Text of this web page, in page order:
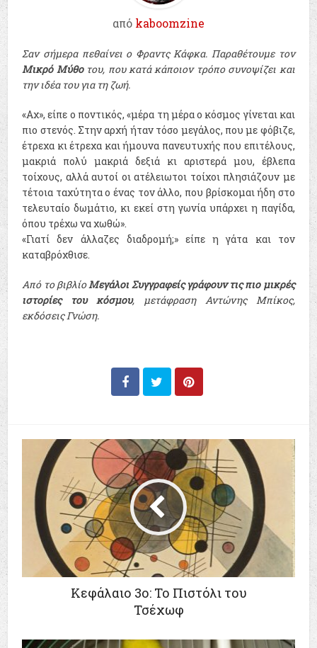
από kaboomzine
Σαν σήμερα πεθαίνει ο Φραντς Κάφκα. Παραθέτουμε τον
Μικρό Μύθοτου, που κατά κάποιον τρόπο συνοψίζει και
την ιδέα του για τη ζωή.
«Αχ», είπε ο ποντικός, «μέρα τη μέρα ο κόσμος γίνεται και
πιο στενός. Στην αρχή ήταν τόσο μεγάλος, που με φόβιζε,
έτρεχα κι έτρεχα και ήμουνα πανευτυχής που επιτέλους,
μακριά πολύ μακριά δεξιά κι αριστερά μου, έβλεπα
τοίχους, αλλά αυτοί οι ατέλειωτοι τοίχοι πλησιάζουν με
τέτοια ταχύτητα ο ένας τον άλλο, που βρίσκομαι ήδη στο
τελευταίο δωμάτιο, κι εκεί στη γωνία υπάρχει η παγίδα,
όπου τρέχω να χωθώ».
«Γιατί δεν άλλαζες διαδρομή;» είπε η γάτα και τον
καταβρόχθισε.
Από το βιβλίοΜεγάλοι Συγγραφείς γράφουν τις πιο μικρές
ιστορίες του κόσμου, μετάφραση Αντώνης Μπίκος,
εκδόσεις Γνώση.
Κεφάλαιο 3ο: Το Πιστόλι του
Τσέχωφ